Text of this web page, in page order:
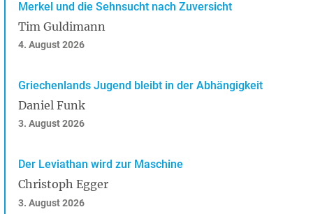
Merkel und die Sehnsucht nach Zuversicht
Tim Guldimann
4. August 2026
Griechenlands Jugend bleibt in der Abhängigkeit
Daniel Funk
3. August 2026
Der Leviathan wird zur Maschine
Christoph Egger
3. August 2026